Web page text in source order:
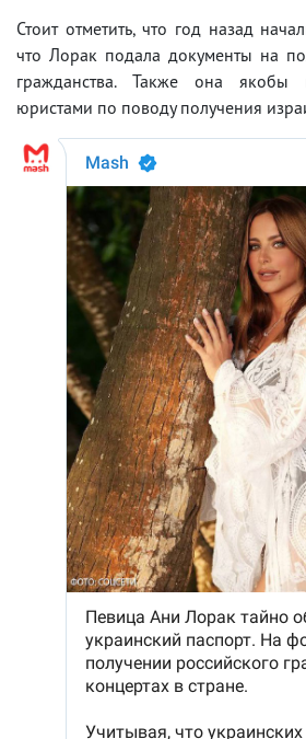
Стоит отметить, что год назад
что Лорак подала документы на
гражданства. Также она якобы
юристами по поводу получения